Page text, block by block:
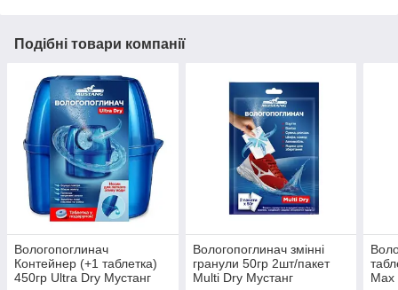
Подібні товари компанії
Вологопоглинач
Контейнер (+1 таблетка)
450гр Ultra Dry Мустанг
Вологопоглинач змінні
гранули 50гр 2шт/пакет
Multi Dry Мустанг
Max